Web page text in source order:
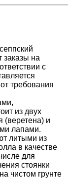
заказы на
с
требования
из двух
(веретена) и
лапами.
литыми из
в качестве
для
стоянки
чистом грунте